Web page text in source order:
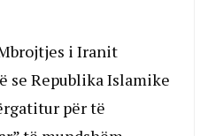
i Iranit
se Republika Islamike
për të